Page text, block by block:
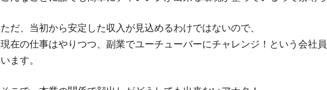
ただ、当初から安定した収入が見込めるわけではないので、
現在の仕事はやりつつ、副業でユーチューバーにチャレンジ！という会社
います。